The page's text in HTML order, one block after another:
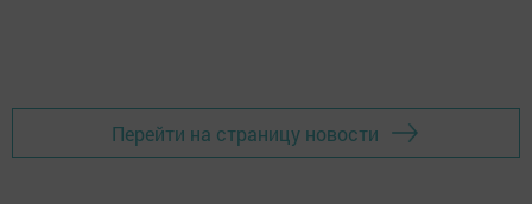
Перейти на страницу новости